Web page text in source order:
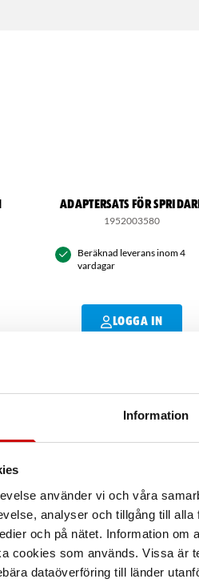
Information
använder vi och våra
analyser och tillgång till
och på nätet. Information
cookies som används. Vissa är
dataöverföring till länder
ADAPTERSATS FÖR
1952003580
Beräknad leverans inom 4
vardagar
LOGGA IN
kan den
20 ton